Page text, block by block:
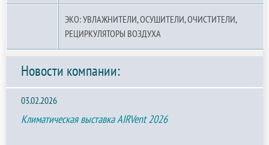
ЭКО: УВЛАЖНИТЕЛИ, ОСУШИТЕЛИ, ОЧИСТИТЕЛИ,
РЕЦИРКУЛЯТОРЫ ВОЗДУХА
Новости компании:
03.02.2026
Климатическая выставка AIRVent 2026